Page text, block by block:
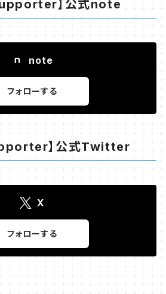
チプチ」）で梱包し レ
クライトで発送致します。 箱はございませ
います。
】公式note
note
フォローする
】公式Twitter
X
フォローする